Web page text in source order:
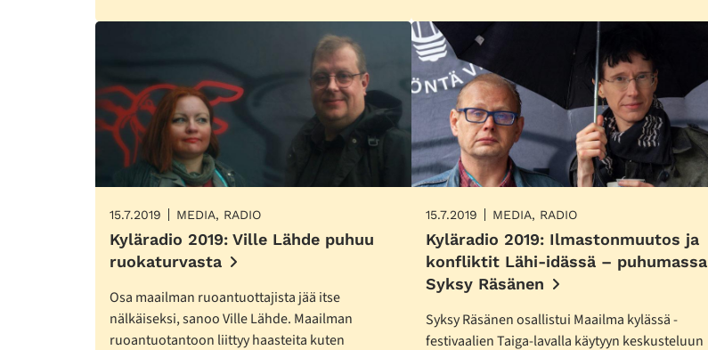
15.7.2019 MEDIA, RADIO
Kyläradio 2019: Ville Lähde puhuu
ruokaturvasta
Osa maailman ruoantuottajista jää itse
nälkäiseksi, sanoo Ville Lähde. Maailman
ruoantuotantoon liittyy haasteita kuten
15.7.2019 MEDIA, RADIO
Kyläradio 2019: Ilmastonmuutos ja
konfliktit Lähi-idässä – puhumassa
Syksy Räsänen
Syksy Räsänen osallistui Maailma kylässä -
festivaalien Taiga-lavalla käytyyn keskusteluun